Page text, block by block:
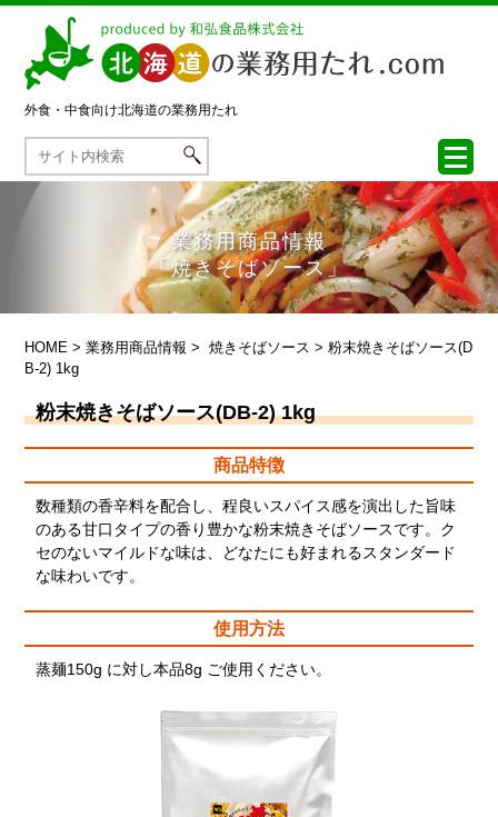
外食・中食向け北海道の業務用たれ
業務用商品情報
「焼きそばソース」
HOME >業務用商品情報 >焼きそばソース > 粉末焼きそばソース(D
B-2) 1kg
粉末焼きそばソース(DB-2) 1kg
商品特徴
数種類の香辛料を配合し、程良いスパイス感を演出した旨味
のある甘口タイプの香り豊かな粉末焼きそばソースです。ク
セのないマイルドな味は、どなたにも好まれるスタンダード
な味わいです。
使用方法
蒸麺150g に対し本品8g ご使用ください。